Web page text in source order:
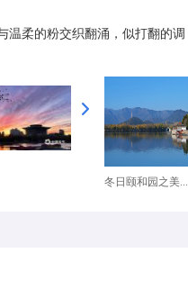
温柔的粉交织翻涌，似打翻的调
冬日颐和园之美...